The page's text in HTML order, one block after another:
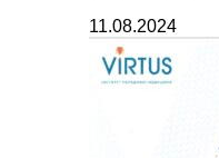
11.08.2024